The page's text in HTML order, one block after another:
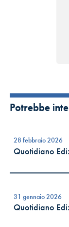
Potrebbe
28 febbraio 2026
Quotidiano
31 gennaio 2026
Quotidiano